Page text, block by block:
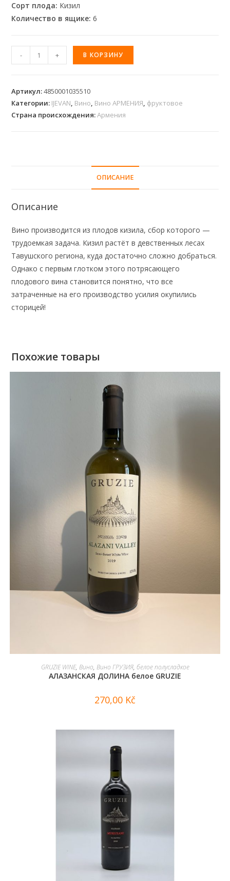
Сорт плода: Кизил
Количество в ящике: 6
- + В КОРЗИНУ
Артикул:4850001035510
Категории: IJEVAN, Вино, Вино АРМЕНИЯ, фруктовое
Страна происхождения:Армения
ОПИСАНИЕ
Описание
Вино производится из плодов кизила, сбор которого —
трудоемкая задача. Кизил растёт в девственных лесах
Тавушского региона, куда достаточно сложно добраться.
Однако с первым глотком этого потрясающего
плодового вина становится понятно, что все
затраченные на его производство усилия окупились
сторицей!
Похожие товары
В КОРЗИНУ
GRUZIE WINE, Вино, Вино ГРУЗИЯ, белое полусладкое
АЛАЗАНСКАЯ ДОЛИНА белое GRUZIE
270,00 Kč